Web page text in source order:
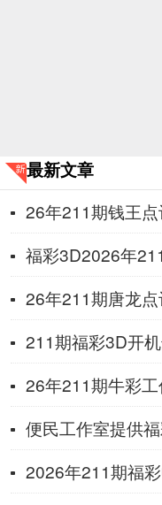
最新文章
26年211期钱王
福彩3D2026年
26年211期唐龙
211期福彩3D开机号
26年211期牛彩
便民工作室提供
2026年211期福